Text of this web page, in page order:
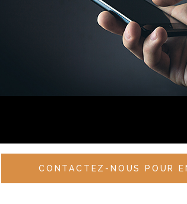
CONTACTEZ-NOUS POUR